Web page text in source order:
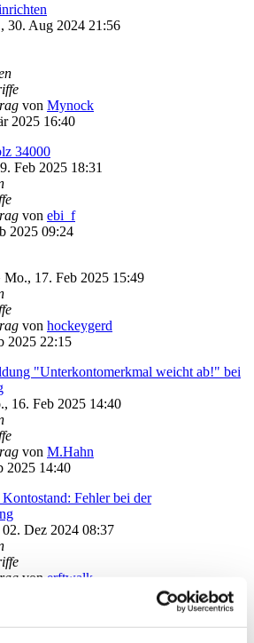
30. Aug 2024 21:56
von Mynock
2025 16:40
34000
Feb 2025 18:31
von ebi_f
2025 09:24
Mo., 17. Feb 2025 15:49
von hockeygerd
2025 22:15
"Unterkontomerkmal weicht ab!" bei
16. Feb 2025 14:40
von M.Hahn
2025 14:40
Fehler bei der
Dez 2024 08:37
von erftwalk
abgebrochen - Fehler bei Überweisung,